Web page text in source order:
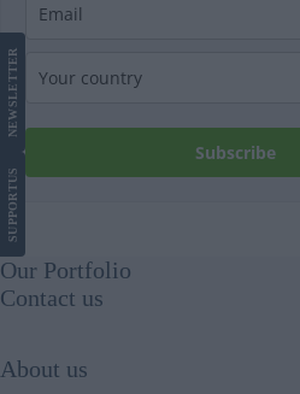
Subscribe
SUPPORT
US
NEWS
LETTER
Our Portfolio
Contact us
About us